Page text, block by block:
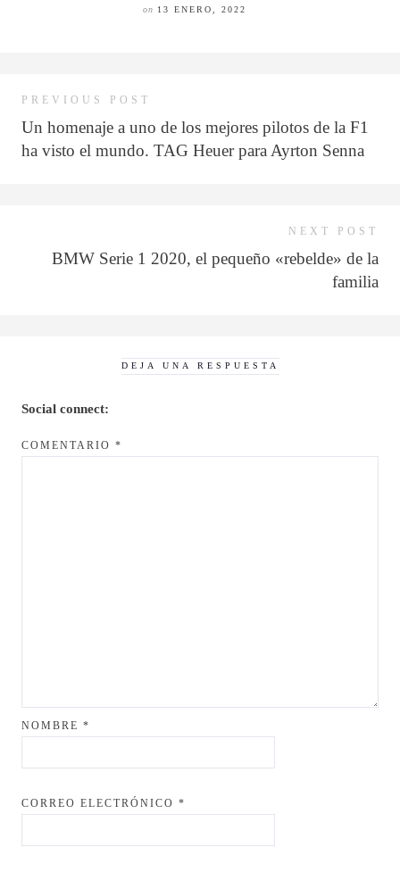
on 13 ENERO, 2022
PREVIOUS POST
Un homenaje a uno de los mejores pilotos de la F1
ha visto el mundo. TAG Heuer para Ayrton Senna
NEXT POST
BMW Serie 1 2020, el pequeño «rebelde» de la
familia
DEJA UNA RESPUESTA
Social connect:
COMENTARIO *
NOMBRE *
CORREO ELECTRÓNICO *